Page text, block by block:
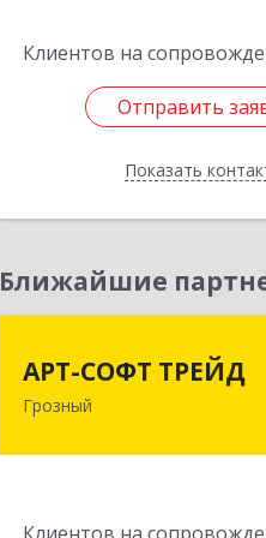
Клиентов на
Отправить
Показать
Отправить
Назад
Ближайшие
АРТ-СОФТ ТРЕЙД
Грозный
АРТ-
364013, Чеченская